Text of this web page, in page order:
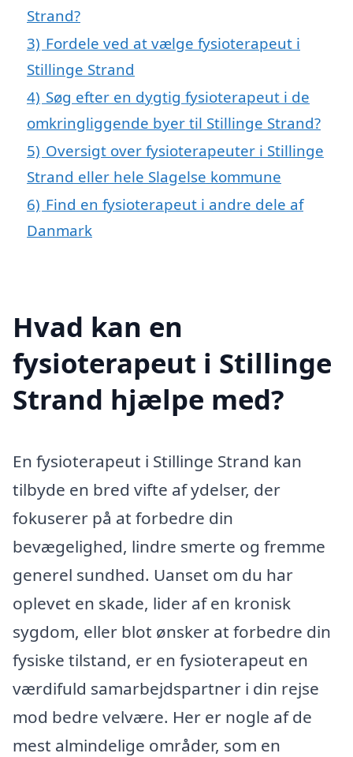
Strand?
3) Fordele ved at vælge fysioterapeut i
Stillinge Strand
4) Søg efter en dygtig fysioterapeut i de
omkringliggende byer til Stillinge Strand?
5) Oversigt over fysioterapeuter i Stillinge
Strand eller hele Slagelse kommune
6) Find en fysioterapeut i andre dele af
Danmark
Hvad kan en
fysioterapeut i Stillinge
Strand hjælpe med?
En fysioterapeut i Stillinge Strand kan
tilbyde en bred vifte af ydelser, der
fokuserer på at forbedre din
bevægelighed, lindre smerte og fremme
generel sundhed. Uanset om du har
oplevet en skade, lider af en kronisk
sygdom, eller blot ønsker at forbedre din
fysiske tilstand, er en fysioterapeut en
værdifuld samarbejdspartner i din rejse
mod bedre velvære. Her er nogle af de
mest almindelige områder, som en